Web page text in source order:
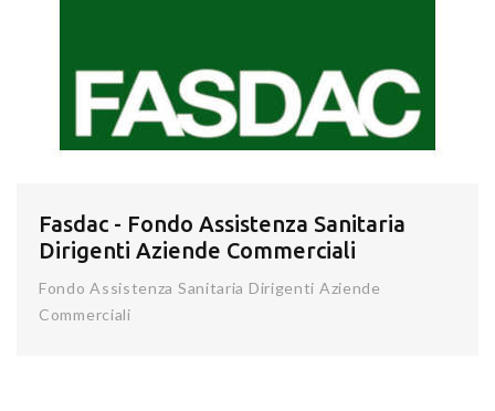
Fasdac - Fondo Assistenza Sanitaria
Dirigenti Aziende Commerciali
Fondo Assistenza Sanitaria Dirigenti Aziende
Commerciali